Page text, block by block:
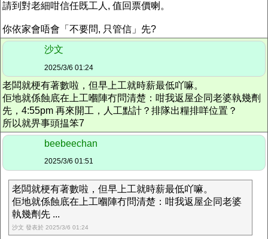
請到對老細咁信任既工人, 值回票價喇。
你依家會唔會「不要問, 只管信」先?
沙文
2025/3/6 01:24
老闆就梗有著數啦，但早上工就時薪最低吖嘛。
佢地就係蝕底在上工嗰陣冇問清楚：咁我返屋企同老婆執幾劑
先，4:55pm 再來開工，人工點計？排隊出糧排咩位置？
所以就畀事頭揾笨7
beebeechan
2025/3/6 01:51
老闆就梗有著數啦，但早上工就時薪最低吖嘛。
佢地就係蝕底在上工嗰陣冇問清楚：咁我返屋企同老婆
執幾劑先 ...
沙文 發表於 2025/3/6 01:24